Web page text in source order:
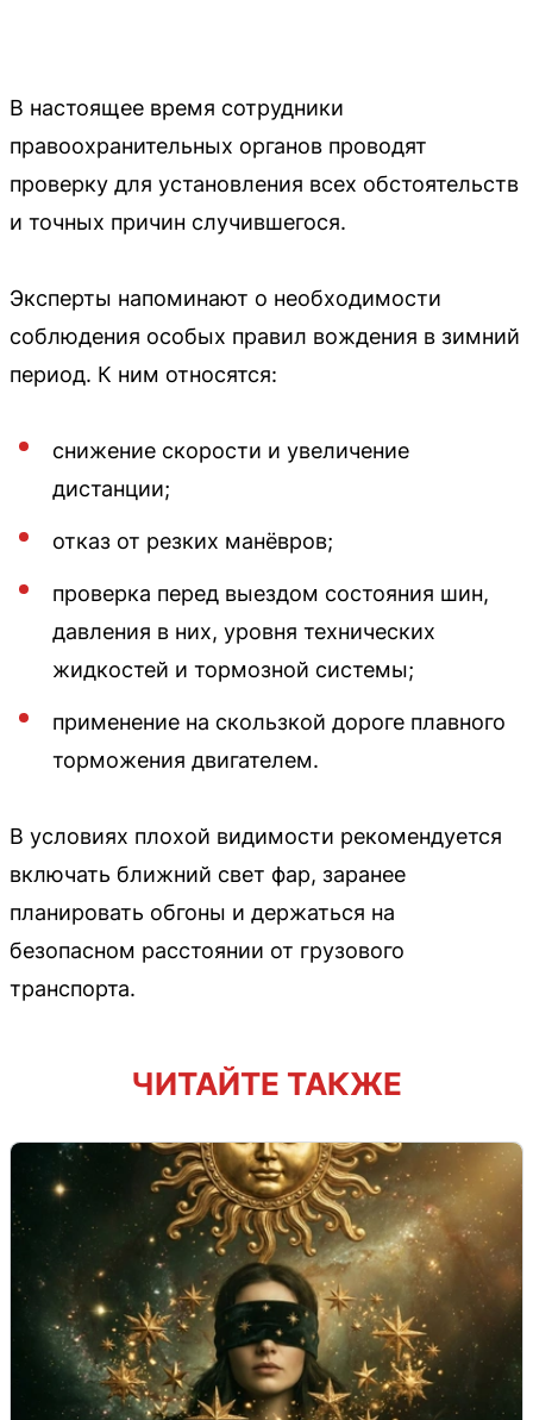
В настоящее время сотрудники
правоохранительных органов проводят
проверку для установления всех обстоятельств
и точных причин случившегося.
Эксперты напоминают о необходимости
соблюдения особых правил вождения в зимний
период. К ним относятся:
снижение скорости и увеличение
дистанции;
отказ от резких манёвров;
проверка перед выездом состояния шин,
давления в них, уровня технических
жидкостей и тормозной системы;
применение на скользкой дороге плавного
торможения двигателем.
В условиях плохой видимости рекомендуется
включать ближний свет фар, заранее
планировать обгоны и держаться на
безопасном расстоянии от грузового
транспорта.
ЧИТАЙТЕ ТАКЖЕ